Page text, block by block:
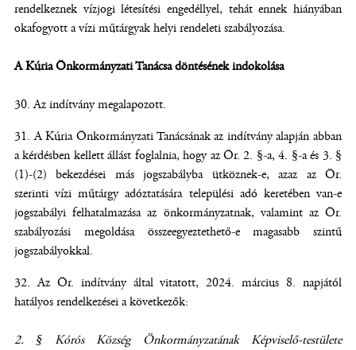
rendelkeznek vízjogi létesítési engedéllyel, tehát ennek hiányában
okafogyott a vízi műtárgyak helyi rendeleti szabályozása.
A Kúria Önkormányzati Tanácsa döntésének indokolása
Az indítvány megalapozott.
A Kúria Önkormányzati Tanácsának az indítvány alapján abban
a kérdésben kellett állást foglalnia, hogy az Ör. 2. §-a, 4. §-a és 3. §
(1)-(2) bekezdései más jogszabályba ütköznek-e, azaz az Ör.
szerinti vízi műtárgy adóztatására települési adó keretében van-e
jogszabályi felhatalmazása az önkormányzatnak, valamint az Ör.
szabályozási megoldása összeegyeztethető-e magasabb szintű
jogszabályokkal.
Az Ör. indítvány által vitatott, 2024. március 8. napjától
hatályos rendelkezései a következők:
2. § Kórós Község Önkormányzatának Képviselő-testülete